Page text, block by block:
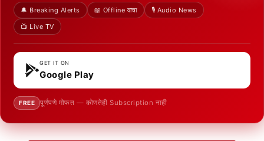
🔔 Breaking Alerts 📖 Offline वाचा
🎙️ Audio News
📺 Live TV
GET IT ON
Google Play
FREE पूर्णपणे मोफत — कोणतेही Subscription नाही